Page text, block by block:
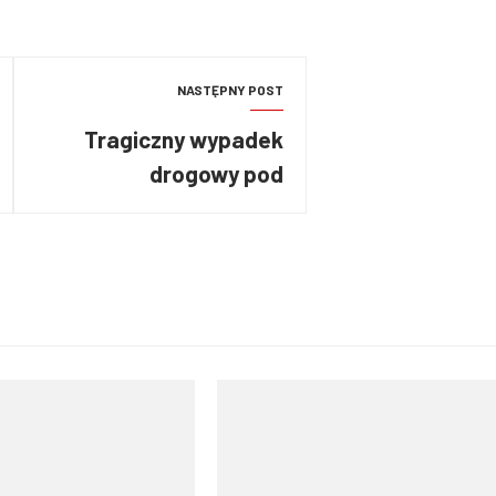
NASTĘPNY POST
Tragiczny wypadek
drogowy pod